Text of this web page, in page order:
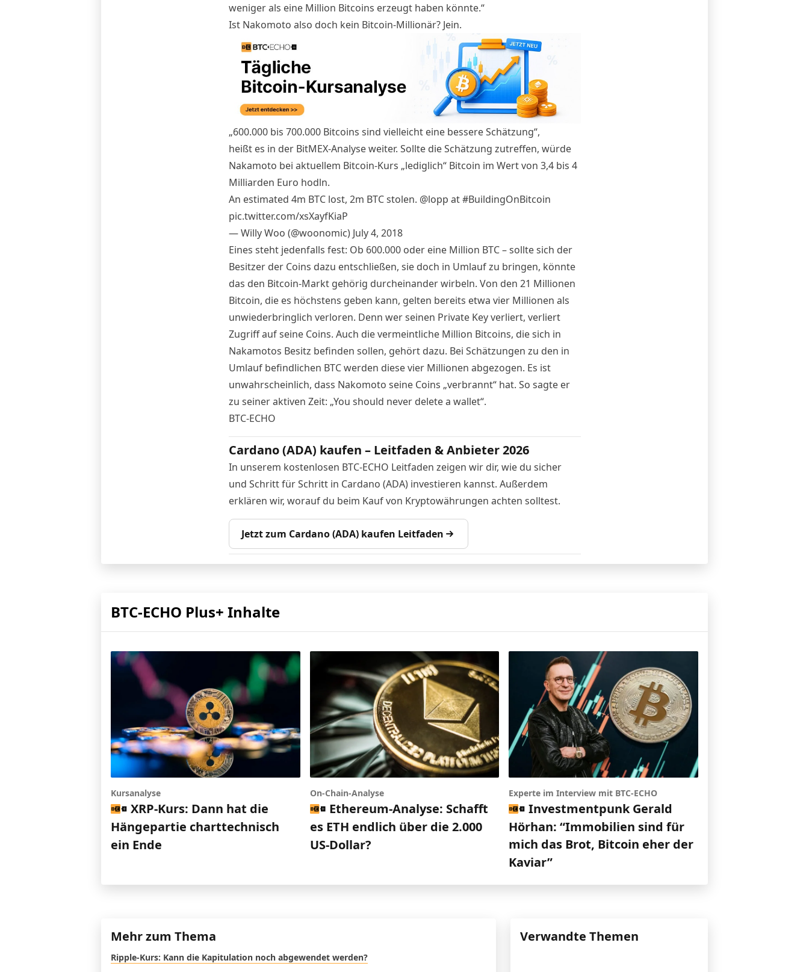
weniger als eine Million Bitcoins erzeugt haben könnte.“
Ist Nakomoto also doch kein Bitcoin-Millionär? Jein.
„600.000 bis 700.000 Bitcoins sind vielleicht eine bessere Schätzung“,
heißt es in der BitMEX-Analyse weiter. Sollte die Schätzung zutreffen, würde
Nakamoto bei aktuellem Bitcoin-Kurs „lediglich“ Bitcoin im Wert von 3,4 bis 4
Milliarden Euro hodln.
An estimated 4m BTC lost, 2m BTC stolen. @lopp at#BuildingOnBitcoin
pic.twitter.com/xsXayfKiaP
— Willy Woo (@woonomic) July 4, 2018
Eines steht jedenfalls fest: Ob 600.000 oder eine Million BTC – sollte sich der
Besitzer der Coins dazu entschließen, sie doch in Umlauf zu bringen, könnte
das den Bitcoin-Markt gehörig durcheinander wirbeln. Von den 21 Millionen
Bitcoin, die es höchstens geben kann, gelten bereits etwa vier Millionen als
unwiederbringlich verloren. Denn wer seinen Private Key verliert, verliert
Zugriff auf seine Coins. Auch die vermeintliche Million Bitcoins, die sich in
Nakamotos Besitz befinden sollen, gehört dazu. Bei Schätzungen zu den in
Umlauf befindlichen BTC werden diese vier Millionen abgezogen. Es ist
unwahrscheinlich, dass Nakomoto seine Coins „verbrannt“ hat. So sagte er
zu seiner aktiven Zeit: „You should never delete a wallet“.
BTC-ECHO
Cardano (ADA) kaufen – Leitfaden & Anbieter 2026
In unserem kostenlosen BTC-ECHO Leitfaden zeigen wir dir, wie du sicher
und Schritt für Schritt in Cardano (ADA) investieren kannst. Außerdem
erklären wir, worauf du beim Kauf von Kryptowährungen achten solltest.
Jetzt zum Cardano (ADA) kaufen Leitfaden
BTC-ECHO Plus+ Inhalte
Kursanalyse
XRP-Kurs: Dann hat die
Hängepartie charttechnisch
ein Ende
On-Chain-Analyse
Ethereum-Analyse: Schafft
es ETH endlich über die 2.000
US-Dollar?
Experte im Interview mit BTC-ECHO
Investmentpunk Gerald
Hörhan: “Immobilien sind für
mich das Brot, Bitcoin eher der
Kaviar”
Mehr zum Thema
Ripple-Kurs: Kann die Kapitulation noch abgewendet werden?
Verwandte Themen